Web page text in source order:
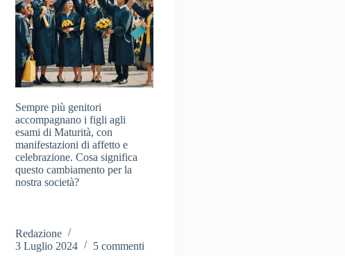
Sempre più genitori
accompagnano i figli agli
esami di Maturità, con
manifestazioni di affetto e
celebrazione. Cosa significa
questo cambiamento per la
nostra società?
Redazione
3 Luglio 2024
5 commenti